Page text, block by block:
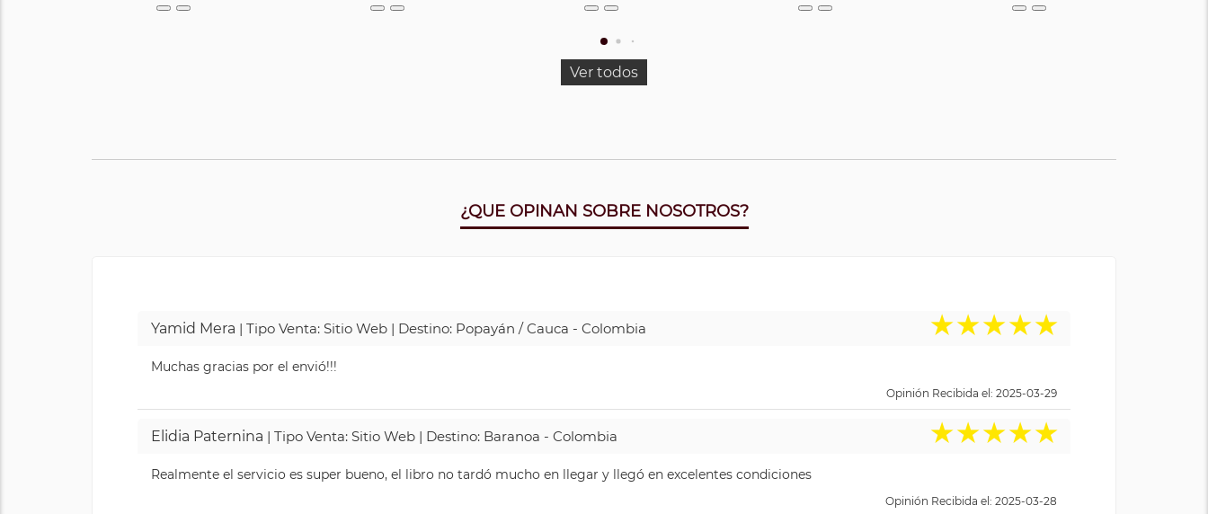
Ver todos
¿QUE OPINAN SOBRE NOSOTROS?
Yamid Mera | Tipo Venta: Sitio Web | Destino: Popayán / Cauca - Colombia ★★★★★
Muchas gracias por el envió!!!
Opinión Recibida el: 2025-03-29
Elidia Paternina | Tipo Venta: Sitio Web | Destino: Baranoa - Colombia ★★★★★
Realmente el servicio es super bueno, el libro no tardó mucho en llegar y llegó en excelentes condiciones
Opinión Recibida el: 2025-03-28